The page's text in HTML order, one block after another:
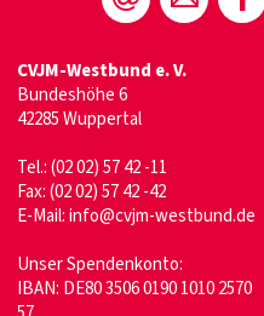
CVJM-Westbund e. V.
Bundeshöhe 6
42285 Wuppertal
Tel.: (02 02) 57 42 -11
Fax: (02 02) 57 42 -42
E-Mail:info@cvjm-westbund.de
Unser Spendenkonto:
IBAN: DE80 3506 0190 1010 2570